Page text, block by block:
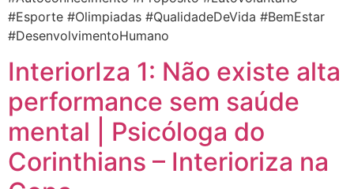
#Esporte #Olimpiadas #QualidadeDeVida #BemEstar
#DesenvolvimentoHumano
InteriorIza 1: Não existe alta
performance sem saúde
mental | Psicóloga do
Corinthians – Interioriza na